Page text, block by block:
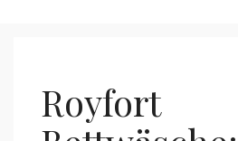
Royfort